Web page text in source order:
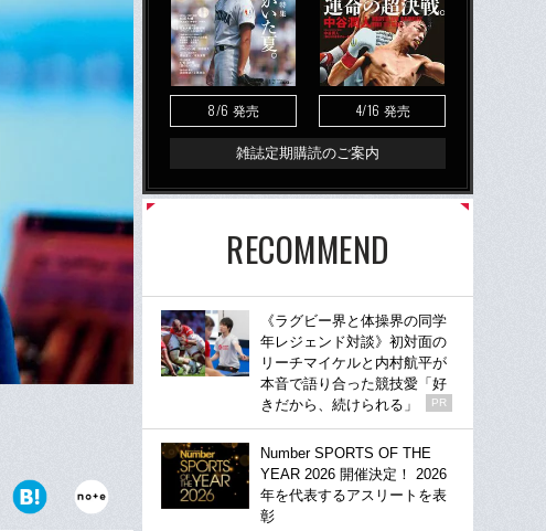
8/6 発売 4/16 発売
雑誌定期購読のご案内
RECOMMEND
《ラグビー界と体操界の同学
年レジェンド対談》初対面の
リーチマイケルと内村航平が
本音で語り合った競技愛「好
きだから、続けられる」
PR
Number SPORTS OF THE
YEAR 2026 開催決定！ 2026
年を代表するアスリートを表
彰